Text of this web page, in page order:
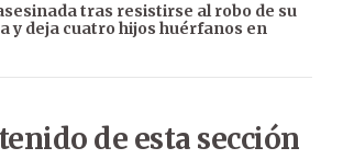
tras resistirse al robo de su
y deja cuatro hijos huérfanos en
de esta sección